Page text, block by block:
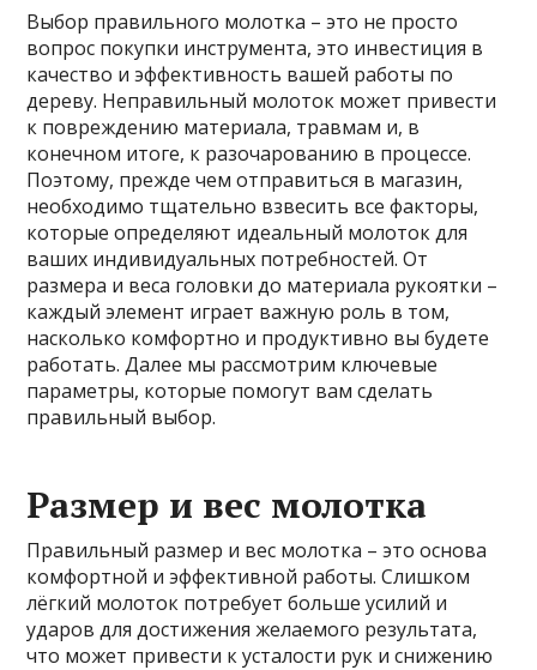
Выбор правильного молотка – это не просто
вопрос покупки инструмента, это инвестиция в
качество и эффективность вашей работы по
дереву. Неправильный молоток может привести
к повреждению материала, травмам и, в
конечном итоге, к разочарованию в процессе.
Поэтому, прежде чем отправиться в магазин,
необходимо тщательно взвесить все факторы,
которые определяют идеальный молоток для
ваших индивидуальных потребностей. От
размера и веса головки до материала рукоятки –
каждый элемент играет важную роль в том,
насколько комфортно и продуктивно вы будете
работать. Далее мы рассмотрим ключевые
параметры, которые помогут вам сделать
правильный выбор.
Размер и вес молотка
Правильный размер и вес молотка – это основа
комфортной и эффективной работы. Слишком
лёгкий молоток потребует больше усилий и
ударов для достижения желаемого результата,
что может привести к усталости рук и снижению